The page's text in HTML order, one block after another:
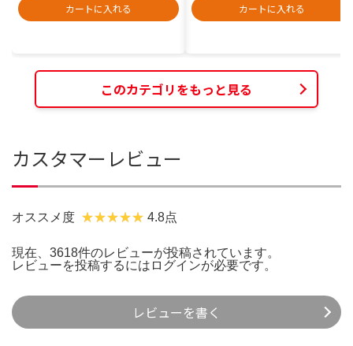
カートに入れる
カートに入れる
このカテゴリをもっと見る
カスタマーレビュー
オススメ度 4.8点
現在、3618件のレビューが投稿されています。
レビューを投稿するには ログインが必要です。
レビューを書く